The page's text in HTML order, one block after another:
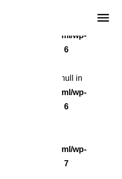
menu
public_html/wp-
6
"cat_ID" on null in
public_html/wp-
6
0 in
public_html/wp-
7